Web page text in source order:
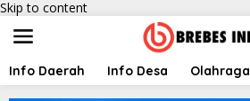
Skip to content
Info Daerah Info Desa Olahraga